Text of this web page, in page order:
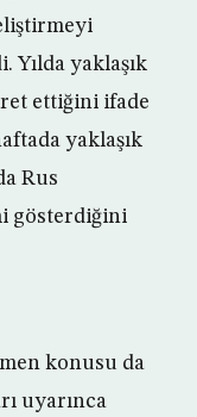
Yılda yaklaşık
ettiğini ifade
yaklaşık
Rus
gösterdiğini
konusu da
uyarınca